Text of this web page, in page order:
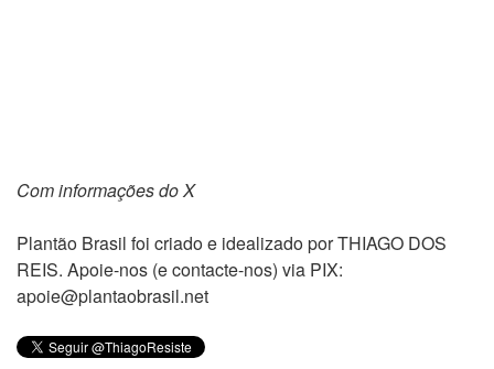
Com informações do X
Plantão Brasil foi criado e idealizado por THIAGO DOS
REIS. Apoie-nos (e contacte-nos) via PIX:
apoie@plantaobrasil.net